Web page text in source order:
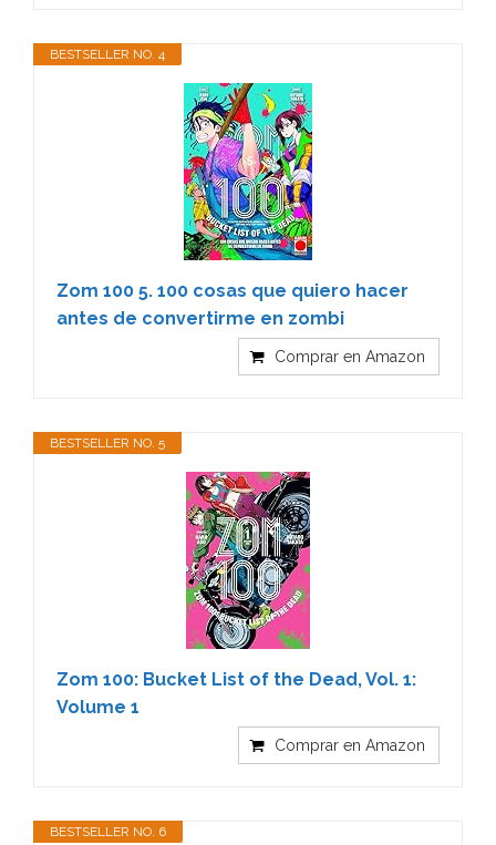
BESTSELLER NO. 4
Zom 100 5. 100 cosas que quiero hacer
antes de convertirme en zombi
Comprar en Amazon
BESTSELLER NO. 5
Zom 100: Bucket List of the Dead, Vol. 1:
Volume 1
Comprar en Amazon
BESTSELLER NO. 6